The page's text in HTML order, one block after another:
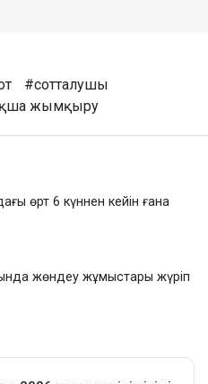
#сотталушы
жымқыру
өрт 6 күннен кейін ғана
жөндеу жұмыстары жүріп